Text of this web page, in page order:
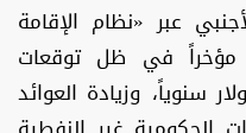
عبر «نظام الإقامة
مؤخراً في ظل توقعات
مليارات دولار سنوياً، وزيادة العوائد